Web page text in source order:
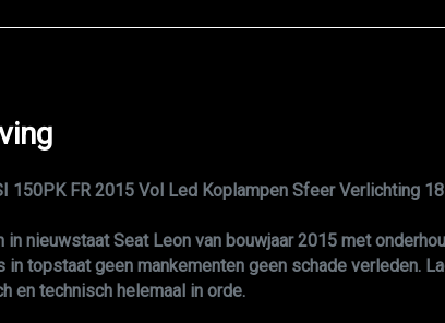
18"
Sfeerverlichting
Sportstoelen
Sportstuur
150PK FR 2015 Vol Led Koplampen Sfeer Verlichting
in nieuwstaat Seat Leon van bouwjaar 2015 met
in topstaat geen mankementen geen schade verleden.
en technisch helemaal in orde.